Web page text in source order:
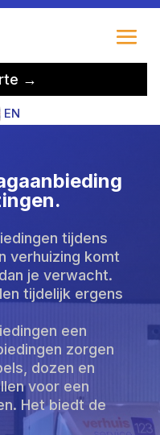
→
EN
tijdens
verhuizing komt
je verwacht.
tijdelijk ergens
een
zorgen
dozen en
voor een
Het biedt de